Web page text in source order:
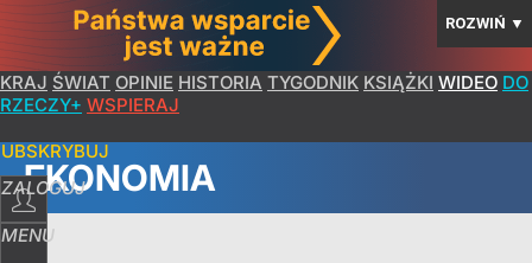
ROZWIŃ ▼
KRAJ ŚWIAT OPINIE HISTORIA TYGODNIK KSIĄŻKI WIDEO DO
RZECZY+ WSPIERAJ
ZALOGUJ
MENU
EKONOMIA